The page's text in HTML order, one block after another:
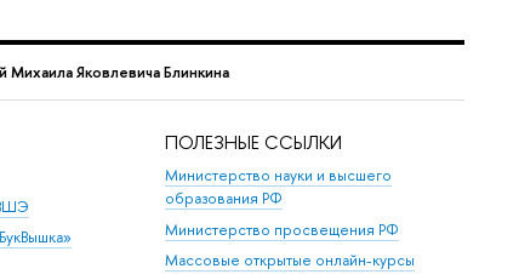
Яковлевича Блинкина
ПОЛЕЗНЫЕ ССЫЛКИ
Министерство науки и высшего
образования РФ
Министерство просвещения РФ
Массовые открытые онлайн-курсы